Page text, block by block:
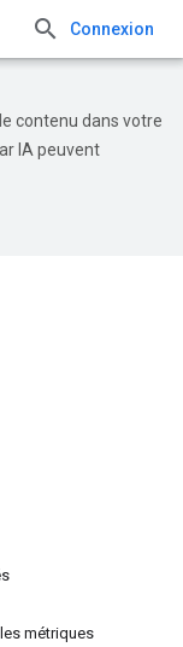
Connexion
contenu dans votre
IA peuvent
métriques